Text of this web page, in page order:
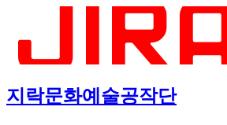
지락문화예술공작단